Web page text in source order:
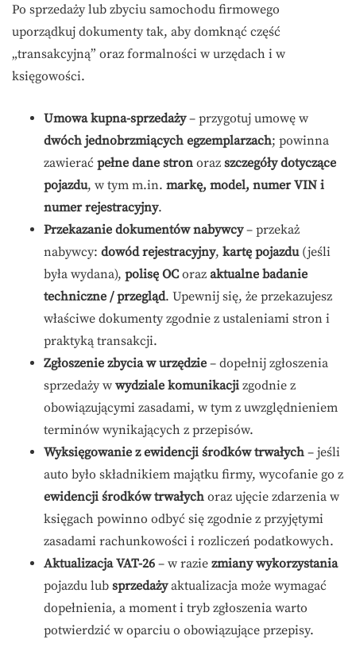
Po sprzedaży lub zbyciu samochodu firmowego
uporządkuj dokumenty tak, aby domknąć część
„transakcyjną” oraz formalności w urzędach i w
księgowości.
Umowa kupna-sprzedaży– przygotuj umowę w
dwóch jednobrzmiących egzemplarzach; powinna
zawierać pełne dane stron oraz szczegóły dotyczące
pojazdu, w tym m.in. markę, model, numer VIN i
numer rejestracyjny.
Przekazanie dokumentów nabywcy– przekaż
nabywcy: dowód rejestracyjny, kartę pojazdu(jeśli
była wydana), polisę OC oraz aktualne badanie
techniczne / przegląd. Upewnij się, że przekazujesz
właściwe dokumenty zgodnie z ustaleniami stron i
praktyką transakcji.
Zgłoszenie zbycia w urzędzie – dopełnij zgłoszenia
sprzedaży w wydziale komunikacji zgodnie z
obowiązującymi zasadami, w tym z uwzględnieniem
terminów wynikających z przepisów.
Wyksięgowanie z ewidencji środków trwałych – jeśli
auto było składnikiem majątku firmy, wycofanie go z
ewidencji środków trwałych oraz ujęcie zdarzenia w
księgach powinno odbyć się zgodnie z przyjętymi
zasadami rachunkowości i rozliczeń podatkowych.
Aktualizacja VAT-26 – w razie zmiany wykorzystania
pojazdu lub sprzedażyaktualizacja może wymagać
dopełnienia, a moment i tryb zgłoszenia warto
potwierdzić w oparciu o obowiązujące przepisy.